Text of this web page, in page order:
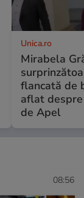
Unica.ro
Mirabela
flancată de
aflat
de Apel
08:56